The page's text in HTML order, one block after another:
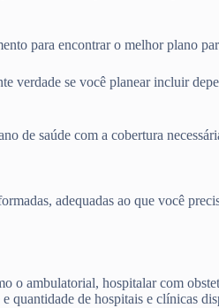
para encontrar o melhor plano
verdade se você planear incluir
de saúde com a cobertura
adequadas ao que você
o ambulatorial, hospitalar com
de hospitais e clínicas